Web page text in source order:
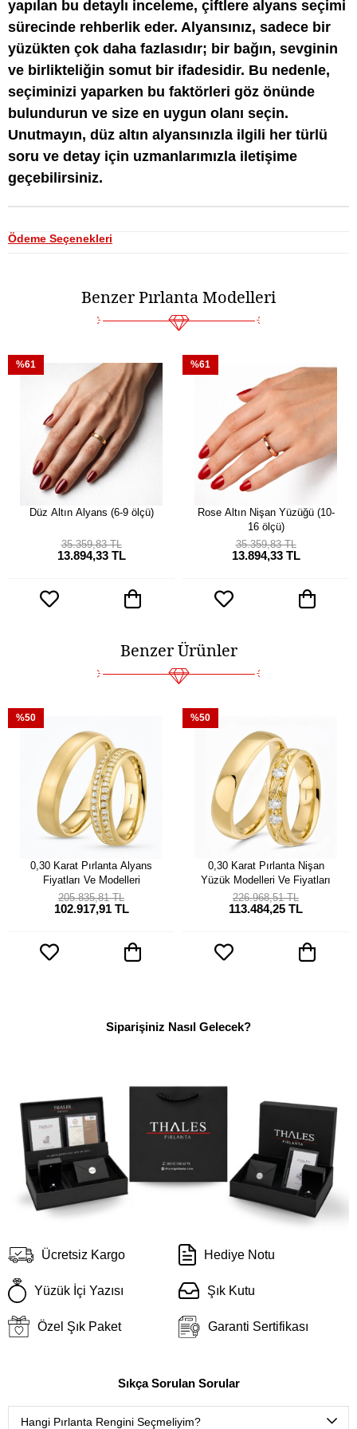
yapılan bu detaylı inceleme, çiftlere alyans seçimi
sürecinde rehberlik eder. Alyansınız, sadece bir
yüzükten çok daha fazlasıdır; bir bağın, sevginin
ve birlikteliğin somut bir ifadesidir. Bu nedenle,
seçiminizi yaparken bu faktörleri göz önünde
bulundurun ve size en uygun olanı seçin.
Unutmayın, düz altın alyansınızla ilgili her türlü
soru ve detay için uzmanlarımızla iletişime
geçebilirsiniz.
Ödeme Seçenekleri
Benzer Pırlanta Modelleri
Düz Altın Alyans (6-9 ölçü)
13.894,33 TL
35.359,83 TL
%61
Rose Altın Nişan Yüzüğü (10-
16 ölçü)
13.894,33 TL
35.359,83 TL
%61
Benzer Ürünler
0,30 Karat Pırlanta Alyans
Fiyatları Ve Modelleri
102.917,91 TL
205.835,81 TL
%50
0,30 Karat Pırlanta Nişan
Yüzük Modelleri Ve Fiyatları
113.484,25 TL
226.968,51 TL
%50
Siparişiniz Nasıl Gelecek?
Ücretsiz Kargo Hediye Notu
Yüzük İçi Yazısı Şık Kutu
Özel Şık Paket Garanti Sertifikası
Sıkça Sorulan Sorular
Hangi Pırlanta Rengini Seçmeliyim?